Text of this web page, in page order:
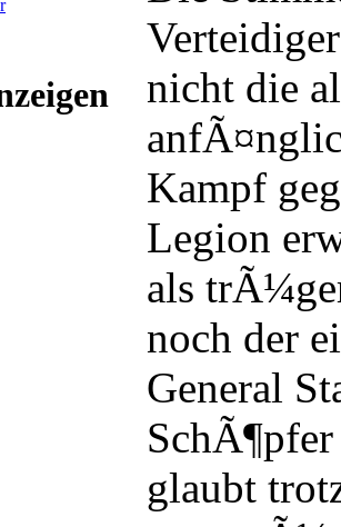
nicht die
Kampf
Legion
als
noch der
General
glaubt